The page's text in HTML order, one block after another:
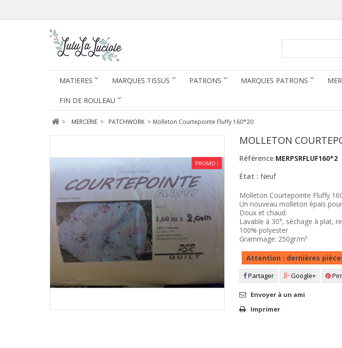
MATIERES MARQUES TISSUS PATRONS MARQUES PATRONS
FIN DE ROULEAU
> MERCERIE > PATCHWORK > Molleton Courtepointe Fluffy 160*20
PROMO !
MOLLETON
Référence MERPSRFLUF160*2
État : Neuf
Molleton Courtepointe Fluffy
Un nouveau molleton épais
Doux et chaud.
Lavable à 30°, séchage à plat,
100% polyester
Grammage: 250gr/m²
Attention : dernières
Partager Google+
Envoyer à un ami
Imprimer